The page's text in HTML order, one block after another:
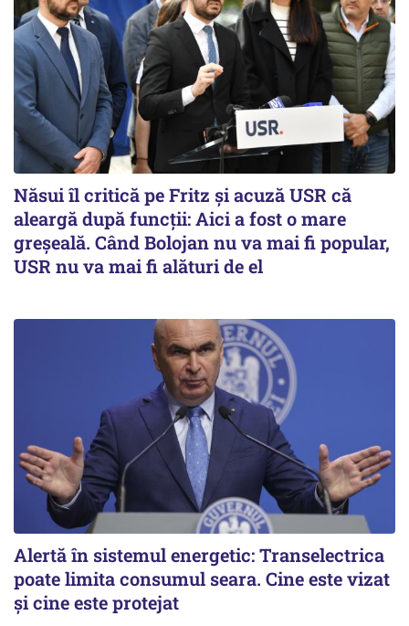
Năsui îl critică pe Fritz și acuză USR că
aleargă după funcții: Aici a fost o mare
greșeală. Când Bolojan nu va mai fi popular,
USR nu va mai fi alături de el
Alertă în sistemul energetic: Transelectrica
poate limita consumul seara. Cine este vizat
și cine este protejat